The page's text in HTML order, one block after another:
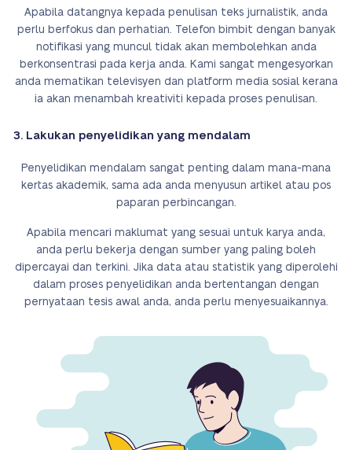
Apabila datangnya kepada penulisan teks jurnalistik, anda
perlu berfokus dan perhatian. Telefon bimbit dengan banyak
notifikasi yang muncul tidak akan membolehkan anda
berkonsentrasi pada kerja anda. Kami sangat mengesyorkan
anda mematikan televisyen dan platform media sosial kerana
ia akan menambah kreativiti kepada proses penulisan.
3. Lakukan penyelidikan yang mendalam
Penyelidikan mendalam sangat penting dalam mana-mana
kertas akademik, sama ada anda menyusun artikel atau pos
paparan perbincangan.
Apabila mencari maklumat yang sesuai untuk karya anda,
anda perlu bekerja dengan sumber yang paling boleh
dipercayai dan terkini. Jika data atau statistik yang diperolehi
dalam proses penyelidikan anda bertentangan dengan
pernyataan tesis awal anda, anda perlu menyesuaikannya.